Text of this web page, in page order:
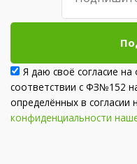
Я даю своё согласие
соответствии с ФЗ№152
определённых в
конфиденциальности